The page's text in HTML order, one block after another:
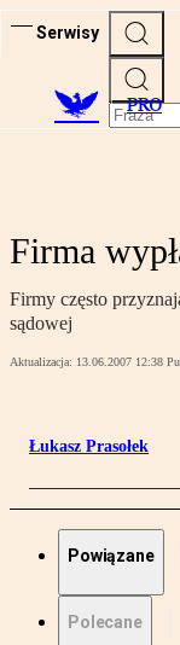
Serwisy
PRO
Firma
Firmy często
sądowej
Aktualizacja: 13.06.2007 12:38
Łukasz Prasołek
Powiązane
Polecane